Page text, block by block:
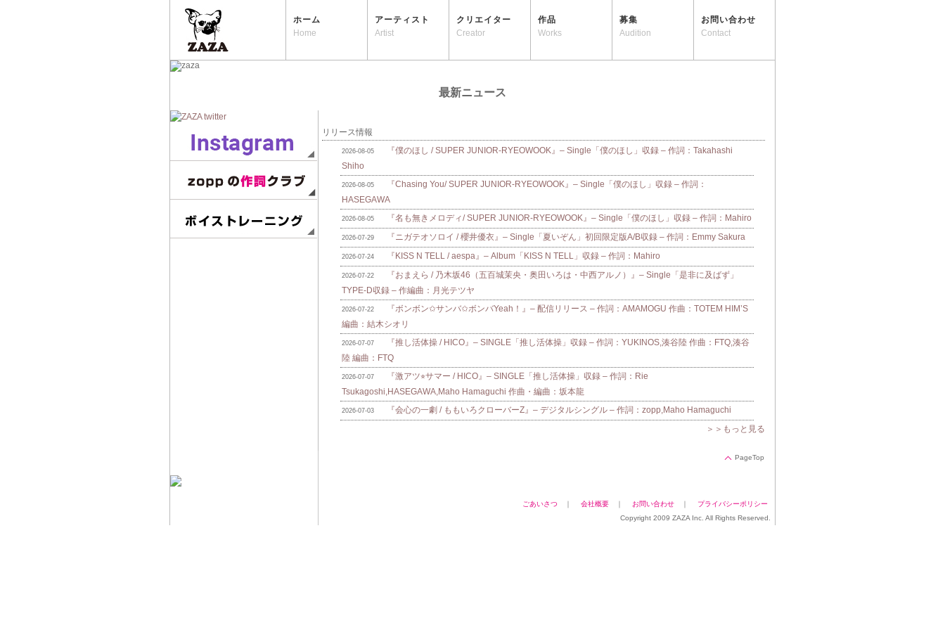
ホーム
Home
アーティスト
Artist
クリエイター
Creator
作品
Works
募集
Audition
お問い合わせ
Contact
最新ニュース
リリース情報
2026-08-05
『僕のほし / SUPER JUNIOR-RYEOWOOK』– Single「僕のほし」収録 – 作詞：Takahashi
Shiho
2026-08-05
『Chasing You/ SUPER JUNIOR-RYEOWOOK』– Single「僕のほし」収録 – 作詞：
HASEGAWA
2026-08-05 『名も無きメロディ/ SUPER JUNIOR-RYEOWOOK』– Single「僕のほし」収録 – 作詞：Mahiro
2026-07-29 『ニガテオソロイ / 櫻井優衣』– Single「夏いぞん」初回限定版A/B収録 – 作詞：Emmy Sakura
2026-07-24 『KISS N TELL / aespa』– Album「KISS N TELL」収録 – 作詞：Mahiro
2026-07-22
『おまえら / 乃木坂46（五百城茉央・奥田いろは・中西アルノ）』– Single「是非に及ばず」
TYPE-D収録 – 作編曲：月光テツヤ
2026-07-22
『ボンボン✩サンバ✩ボンバYeah！』– 配信リリース – 作詞：AMAMOGU 作曲：TOTEM HIM’S
編曲：結木シオリ
2026-07-07
『推し活体操 / HICO』– SINGLE「推し活体操」収録 – 作詞：YUKINOS,湊谷陸 作曲：FTQ,湊谷
陸 編曲：FTQ
2026-07-07
『激アツ⭐︎サマー / HICO』– SINGLE「推し活体操」収録 – 作詞：Rie
Tsukagoshi,HASEGAWA,Maho Hamaguchi 作曲・編曲：坂本龍
2026-07-03
『会心の一劇 / ももいろクローバーZ』– デジタルシングル – 作詞：zopp,Maho Hamaguchi
＞＞もっと見る
PageTop
ごあいさつ ｜ 会社概要 ｜ お問い合わせ ｜ プライバシーポリシー
Copyright 2009 ZAZA Inc. All Rights Reserved.